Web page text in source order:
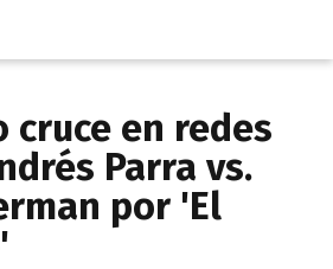
cruce en redes
Parra vs.
por 'El